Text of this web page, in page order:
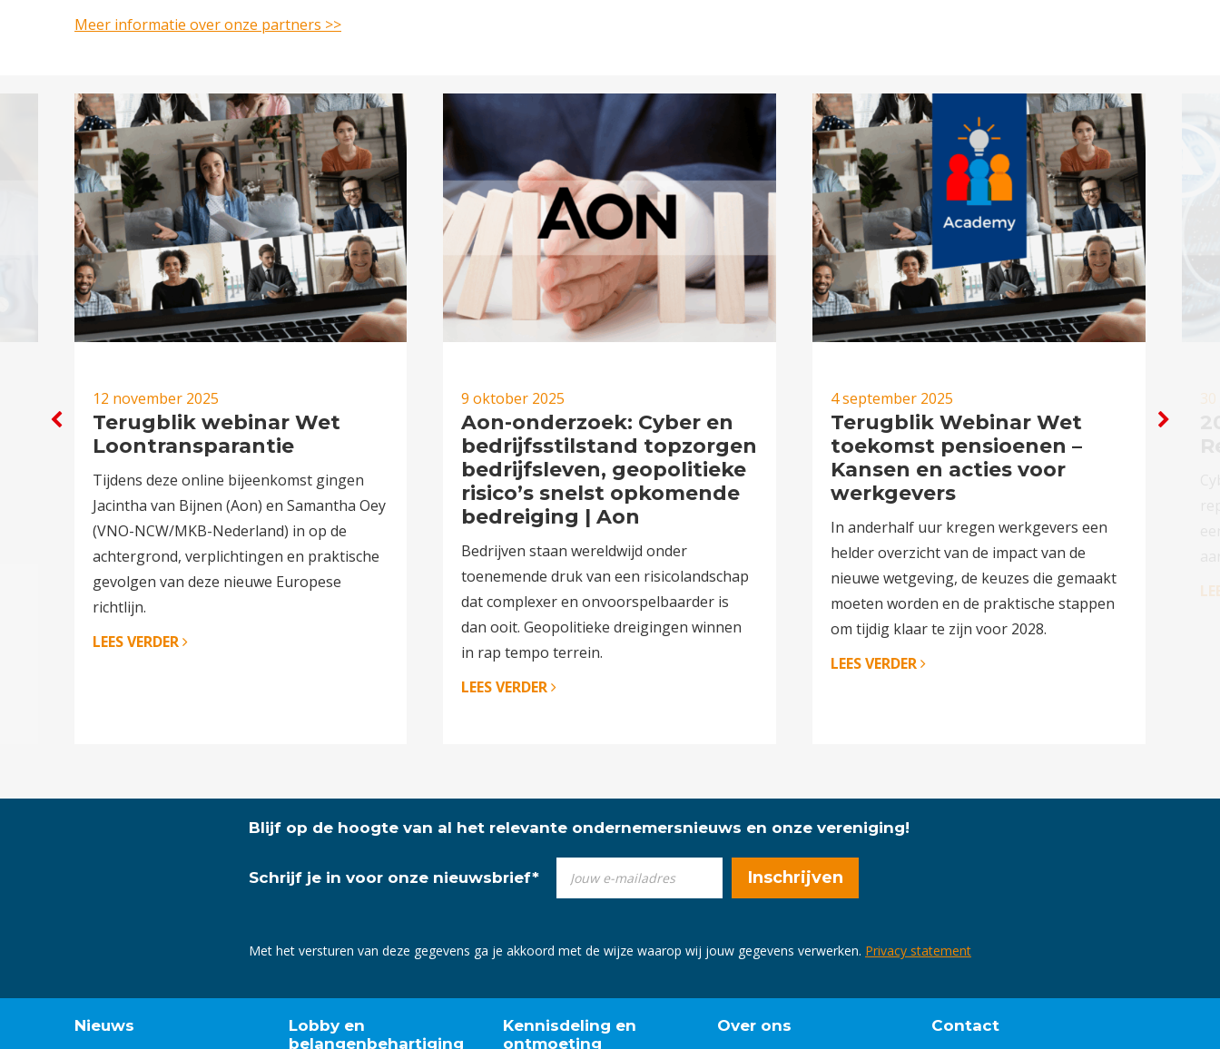
Meer informatie over onze partners >>
12 november 2025
Terugblik webinar Wet
Loontransparantie
Tijdens deze online bijeenkomst gingen
Jacintha van Bijnen (Aon) en Samantha Oey
(VNO-NCW/MKB-Nederland) in op de
achtergrond, verplichtingen en praktische
gevolgen van deze nieuwe Europese
richtlijn.
LEES VERDER
9 oktober 2025
Aon-onderzoek: Cyber en
bedrijfsstilstand topzorgen
bedrijfsleven, geopolitieke
risico’s snelst opkomende
bedreiging | Aon
Bedrijven staan wereldwijd onder
toenemende druk van een risicolandschap
dat complexer en onvoorspelbaarder is
dan ooit. Geopolitieke dreigingen winnen
in rap tempo terrein.
LEES VERDER
4 september 2025
Terugblik Webinar Wet
toekomst pensioenen –
Kansen en acties voor
werkgevers
In anderhalf uur kregen werkgevers een
helder overzicht van de impact van de
nieuwe wetgeving, de keuzes die gemaakt
moeten worden en de praktische stappen
om tijdig klaar te zijn voor 2028.
LEES VERDER
Blijf op de hoogte van al het relevante ondernemersnieuws en onze vereniging!
Schrijf je in voor onze nieuwsbrief*
Met het versturen van deze gegevens ga je akkoord met de wijze waarop wij jouw gegevens verwerken. Privacy statement
Nieuws
Lobby en
belangenbehartiging
Kennisdeling en
ontmoeting
Over ons Contact